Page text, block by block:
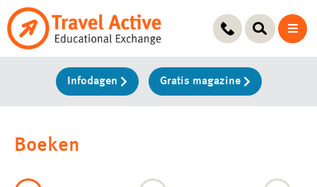
Ga
naar
Infodagen Gratis magazine
Boeken